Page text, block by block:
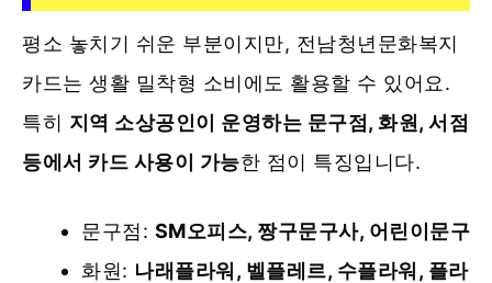
평소 놓치기 쉬운 부분이지만, 전남청년문화복지
카드는 생활 밀착형 소비에도 활용할 수 있어요.
특히 지역 소상공인이 운영하는 문구점, 화원, 서점
등에서 카드 사용이 가능한 점이 특징입니다.
문구점: SM오피스, 짱구문구사, 어린이문구
화원: 나래플라워, 벨플레르, 수플라워, 플라